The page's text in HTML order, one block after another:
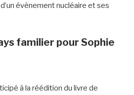
évènement nucléaire et ses
familier pour Sophie
à la réédition du livre de